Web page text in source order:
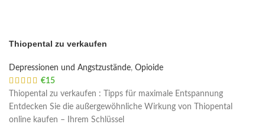
Thiopental zu verkaufen
Depressionen und Angstzustände, Opioide
€15
Thiopental zu verkaufen : Tipps für maximale Entspannung
Entdecken Sie die außergewöhnliche Wirkung von Thiopental
online kaufen – Ihrem Schlüssel